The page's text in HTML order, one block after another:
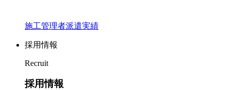
施工管理者派遣実績
採用情報
Recruit
採用情報